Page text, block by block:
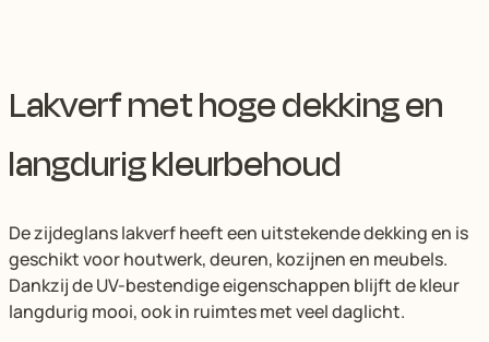
Lakverf met hoge dekking en
langdurig kleurbehoud
De zijdeglans lakverf heeft een uitstekende dekking en is
geschikt voor houtwerk, deuren, kozijnen en meubels.
Dankzij de UV-bestendige eigenschappen blijft de kleur
langdurig mooi, ook in ruimtes met veel daglicht.